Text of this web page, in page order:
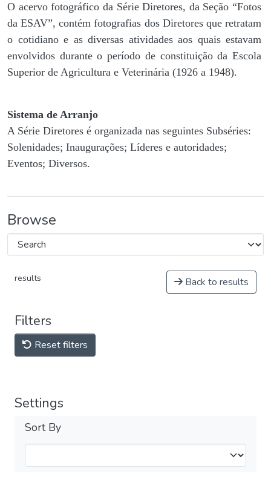
O acervo fotográfico da Série Diretores, da Seção “Fotos
da ESAV”, contém fotografias dos Diretores que retratam
o cotidiano e as diversas atividades aos quais estavam
envolvidos durante o período de constituição da Escola
Superior de Agricultura e Veterinária (1926 a 1948).
Sistema de Arranjo
A Série Diretores é organizada nas seguintes Subséries:
Solenidades; Inaugurações; Líderes e autoridades;
Eventos; Diversos.
Browse
results Back to results
Filters
Reset filters
Settings
Sort By